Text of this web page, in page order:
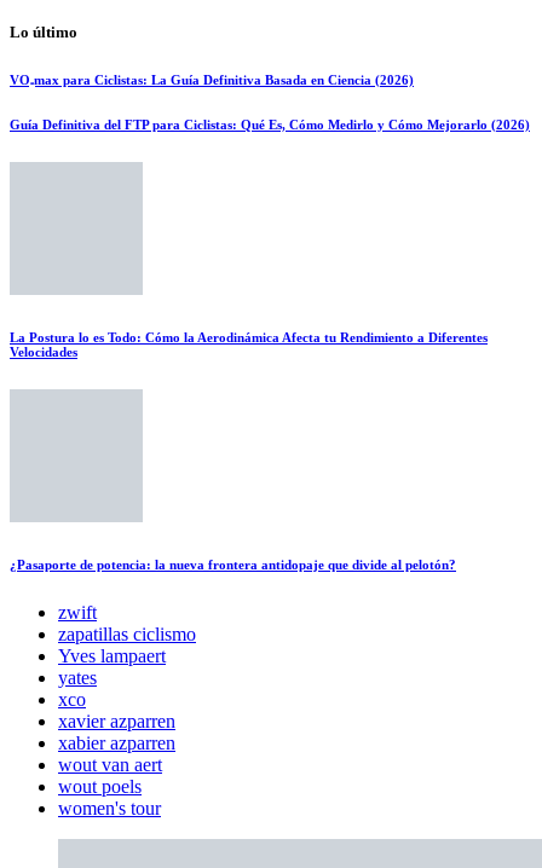
Lo último
VO₂max para Ciclistas: La Guía Definitiva Basada en Ciencia (2026)
Guía Definitiva del FTP para Ciclistas: Qué Es, Cómo Medirlo y Cómo Mejorarlo (2026)
La Postura lo es Todo: Cómo la Aerodinámica Afecta tu Rendimiento a Diferentes
Velocidades
¿Pasaporte de potencia: la nueva frontera antidopaje que divide al pelotón?
zwift
zapatillas ciclismo
Yves lampaert
yates
xco
xavier azparren
xabier azparren
wout van aert
wout poels
women's tour